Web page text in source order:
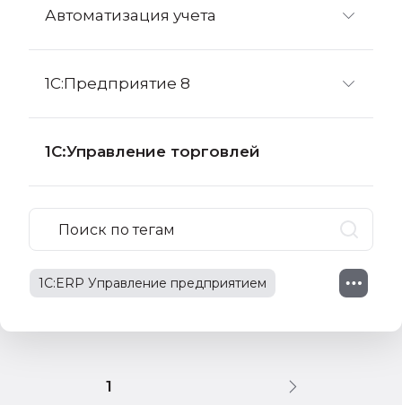
Автоматизация учета
1С:Предприятие 8
1С:Управление торговлей
1С:ERP Управление предприятием
маркировка изделий коды маркировки
1